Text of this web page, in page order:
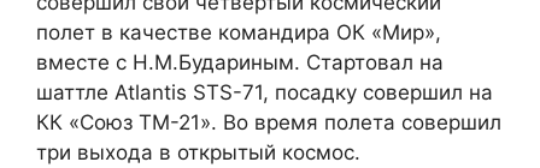
полет в качестве командира ОК «Мир»,
вместе с Н.М.Будариным. Стартовал на
шаттле Atlantis SТS-71, посадку совершил на
КК «Союз ТМ-21». Во время полета совершил
три выхода в открытый космос.